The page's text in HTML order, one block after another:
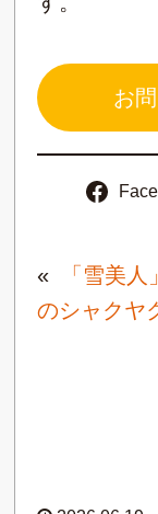
お
«
「雪美
のシャクヤ